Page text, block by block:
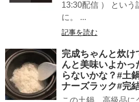
13:30配信 ） という
に。 ...
記事を読む
完成ちゃんと炊
んと美味いよか
らないかな？#土
ナーズラック#完
この土鍋、高級品